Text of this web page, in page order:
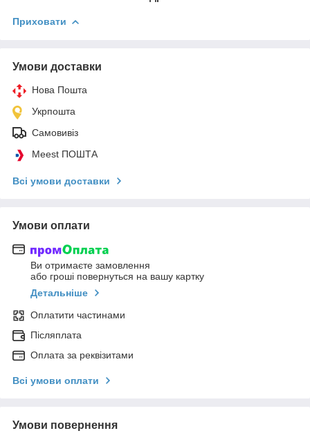
Приховати
Умови доставки
Нова Пошта
Укрпошта
Самовивіз
Meest ПОШТА
Всі умови доставки
Умови оплати
Ви отримаєте замовлення
або гроші повернуться на вашу картку
Детальніше
Оплатити частинами
Післяплата
Оплата за реквізитами
Всі умови оплати
Умови повернення